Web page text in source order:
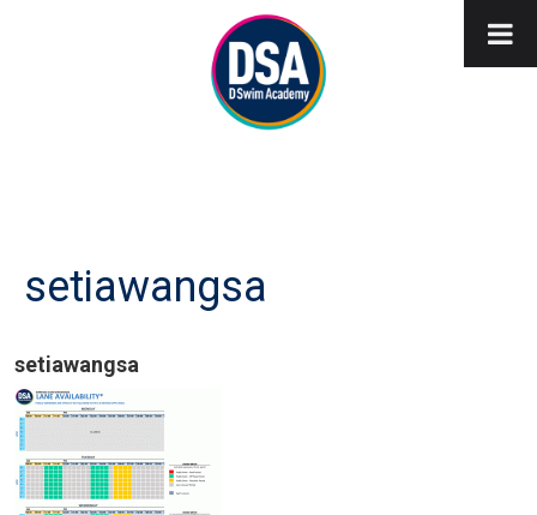
setiawangsa
setiawangsa